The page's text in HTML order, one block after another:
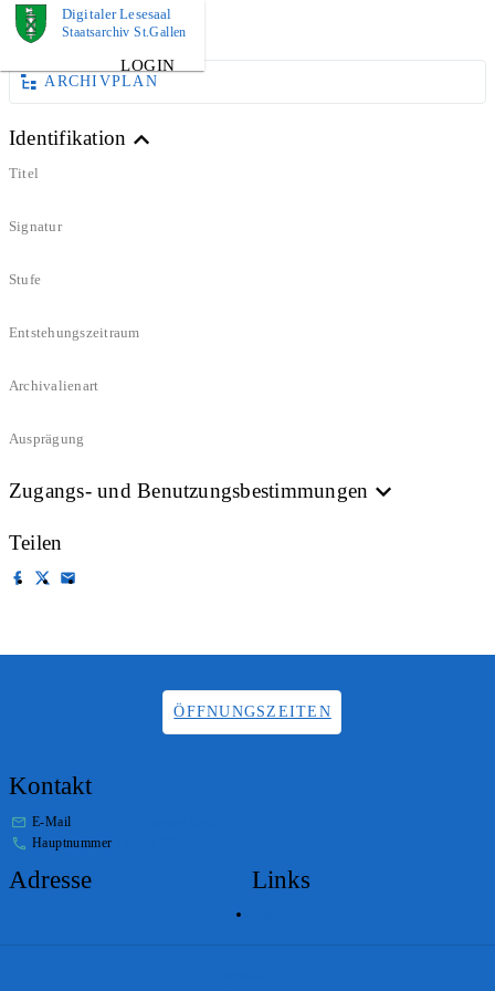
Digitaler Lesesaal
Staatsarchiv St.Gallen
LOGIN
DOKUMENT
ARCHIVPLAN
Identifikation
Titel
Signatur
Stufe
Entstehungszeitraum
Archivalienart
Ausprägung
Zugangs- und Benutzungsbestimmungen
Teilen
ÖFFNUNGSZEITEN
Kontakt
E-Mail
Hauptnummer
Adresse Links